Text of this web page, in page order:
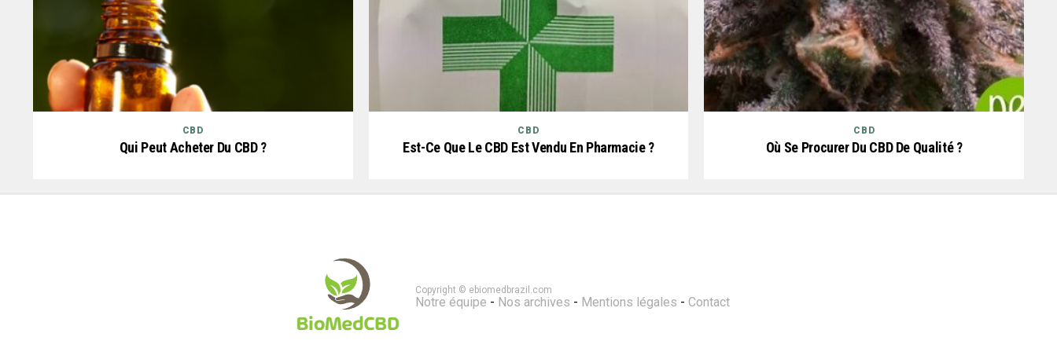
CBD
Qui Peut Acheter Du CBD ?
CBD
Est-Ce Que Le CBD Est Vendu En Pharmacie ?
CBD
Où Se Procurer Du CBD De Qualité ?
Copyright © ebiomedbrazil.com
Notre équipe - Nos archives - Mentions légales - Contact